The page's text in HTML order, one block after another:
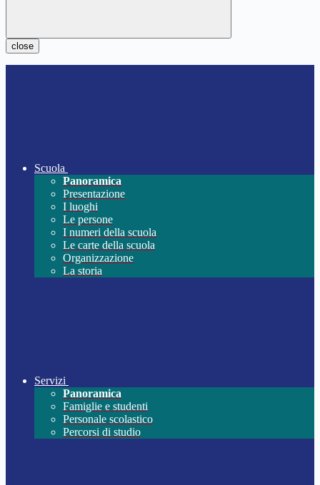
close
Scuola
Panoramica
Presentazione
I luoghi
Le persone
I numeri della scuola
Le carte della scuola
Organizzazione
La storia
Servizi
Panoramica
Famiglie e studenti
Personale scolastico
Percorsi di studio